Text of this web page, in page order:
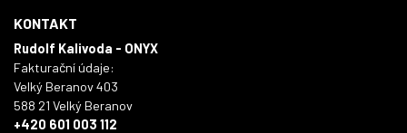
KONTAKT
Rudolf Kalivoda - ONYX
Fakturační údaje:
Velký Beranov 403
588 21 Velký Beranov
+420 601 003 112